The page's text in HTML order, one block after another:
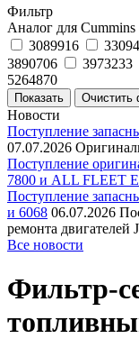
Фильтр
Аналог для Cummins
3089916
3890706
3973233
5264870
Новости
Поступление
07.07.2026
Поступление
7800 и ALL FLEET
Поступление
и 6068 06.07.2026
ремонта двигателей
Все новости
Фильтр-